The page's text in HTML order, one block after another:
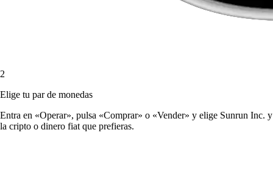
2
Elige tu par de monedas
Entra en «Operar», pulsa «Comprar» o «Vender» y elige Sunrun Inc. y
la cripto o dinero fiat que prefieras.